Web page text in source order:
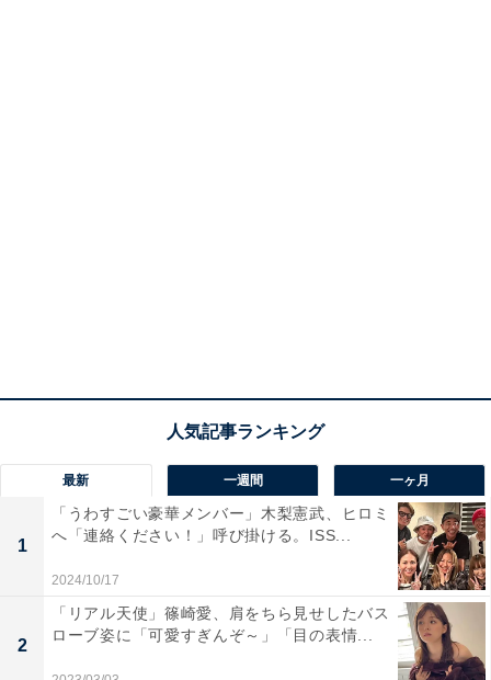
最新 一週間 一ヶ月
1
「うわすごい豪華メンバー」木梨憲武、ヒロミ
へ「連絡ください！」呼び掛ける。ISS...
2024/10/17
2
「リアル天使」篠崎愛、肩をちら見せしたバス
ローブ姿に「可愛すぎんぞ～」「目の表情...